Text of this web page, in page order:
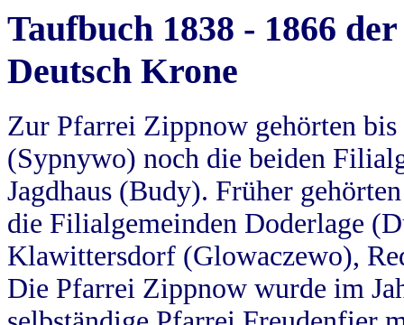
Taufbuch 1838 - 1866
Deutsch Krone
Zur Pfarrei Zippnow gehörten
(Sypnywo) noch die beiden
Jagdhaus (Budy). Früher
die Filialgemeinden Doderlage
Klawittersdorf (Glowaczewo),
Die Pfarrei Zippnow wurde im